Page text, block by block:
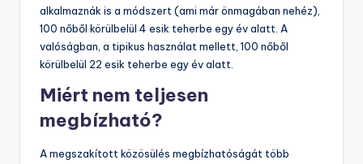
alkalmaznák is a módszert (ami már önmagában nehéz),
100 nőből körülbelül 4 esik teherbe egy év alatt. A
valóságban, a tipikus használat mellett, 100 nőből
körülbelül 22 esik teherbe egy év alatt.
Miért nem teljesen
megbízható?
A megszakított közösülés megbízhatóságát több